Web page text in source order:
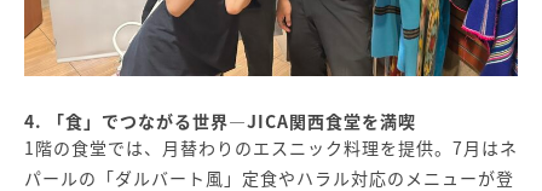
4. 「食」でつながる世界—JICA関西食堂を満喫
1階の食堂では、月替わりのエスニック料理を提供。7月はネ
パールの「ダルバート風」定食やハラル対応のメニューが登